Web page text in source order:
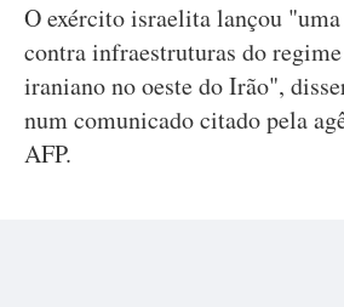
O exército israelita lançou "uma
contra infraestruturas do
iraniano no oeste do Irão",
num comunicado citado pela
AFP.